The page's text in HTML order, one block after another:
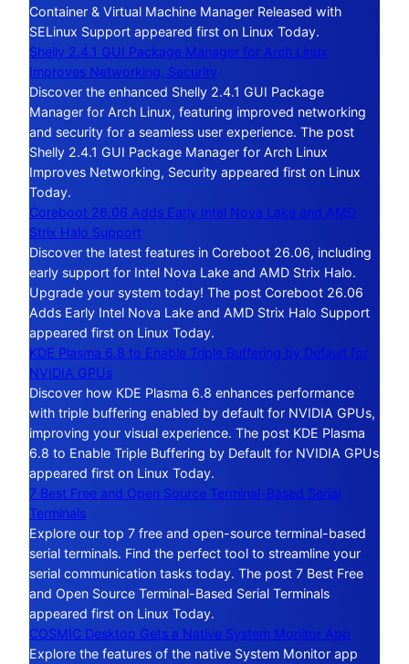
Container & Virtual Machine Manager Released with
SELinux Support appeared first on Linux Today.
Shelly 2.4.1 GUI Package Manager for Arch Linux
Improves Networking, Security
Discover the enhanced Shelly 2.4.1 GUI Package
Manager for Arch Linux, featuring improved networking
and security for a seamless user experience. The post
Shelly 2.4.1 GUI Package Manager for Arch Linux
Improves Networking, Security appeared first on Linux
Today.
Coreboot 26.06 Adds Early Intel Nova Lake and AMD
Strix Halo Support
Discover the latest features in Coreboot 26.06, including
early support for Intel Nova Lake and AMD Strix Halo.
Upgrade your system today! The post Coreboot 26.06
Adds Early Intel Nova Lake and AMD Strix Halo Support
appeared first on Linux Today.
KDE Plasma 6.8 to Enable Triple Buffering by Default for
NVIDIA GPUs
Discover how KDE Plasma 6.8 enhances performance
with triple buffering enabled by default for NVIDIA GPUs,
improving your visual experience. The post KDE Plasma
6.8 to Enable Triple Buffering by Default for NVIDIA GPUs
appeared first on Linux Today.
7 Best Free and Open Source Terminal-Based Serial
Terminals
Explore our top 7 free and open-source terminal-based
serial terminals. Find the perfect tool to streamline your
serial communication tasks today. The post 7 Best Free
and Open Source Terminal-Based Serial Terminals
appeared first on Linux Today.
COSMIC Desktop Gets a Native System Monitor App
Explore the features of the native System Monitor app